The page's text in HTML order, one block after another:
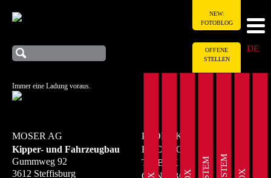
Immer eine Ladung voraus.
DE
NEW:
FOTOBLOG
OFFENE
STELLEN
MOSER AG
Kipper- und Fahrzeugbau
Gummweg 92
3612 Steffisburg
PRODUKTE
ROCKBOX
TRIBOX
CONICBOX